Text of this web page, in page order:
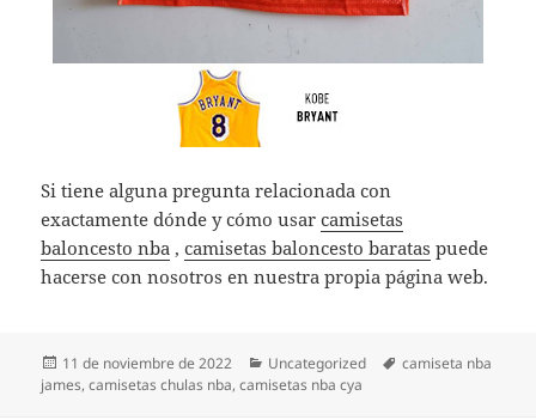
Si tiene alguna pregunta relacionada con
exactamente dónde y cómo usarcamisetas
baloncesto nba ,camisetas baloncesto baratas puede
hacerse con nosotros en nuestra propia página web.
Publicado
el
11 de noviembre de 2022 Categorías
Uncategorized Etiquetas
camiseta nba
james,camisetas chulas nba,camisetas nba cya